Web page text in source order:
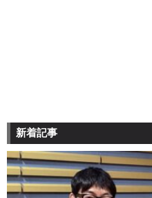
新着記事